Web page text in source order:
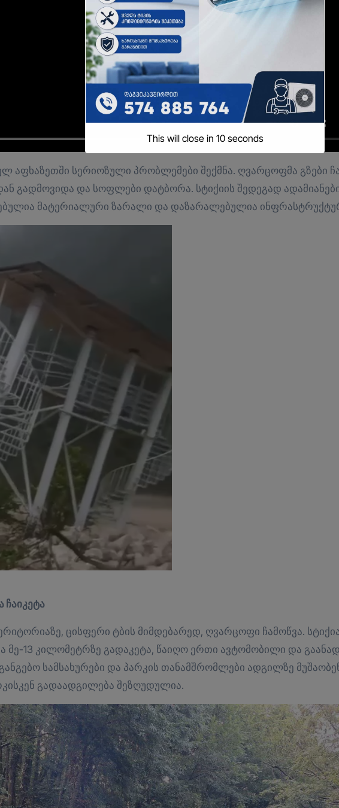
გად­მო­ვი­და და სოფ­ლე­ბი დატ­ბო­რა. სტი­ქი­ის შე­დე­გად
მა­ტე­რი­ა­ლუ­რი ზა­რა­ლი და და­ზა­რა­ლე­ბუ­ლია
ჩა­ი­კე­ტა
ცის­ფე­რი ტბის მიმ­დე­ბა­რედ, ღვარ­ცო­ფი ჩა­მოწ­ვა.
მე-13 კი­ლო­მეტრზე გა­და­კე­ტა, წა­ი­ღო ერთი ავ­ტო­მო­ბი­ლი და
სამ­სა­ხუ­რე­ბი და პარ­კის თა­ნამ­შრომ­ლე­ბი ად­გილ­ზე
გა­და­ად­გი­ლე­ბა შე­ზღუ­დუ­ლია.
This will close in8seconds